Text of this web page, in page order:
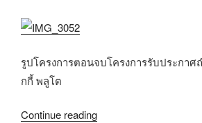
รูปโครงการตอนจบโครงการรับประกา
กกี้ พลูโต
Continue reading